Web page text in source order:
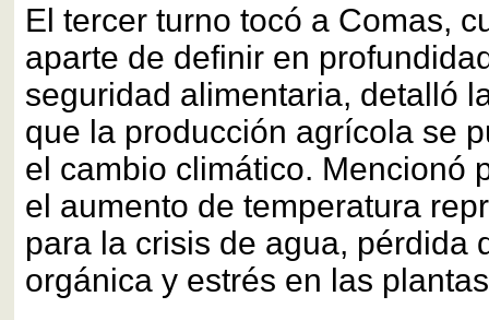
El tercer turno tocó a Comas,
aparte de definir en
seguridad alimentaria, detalló
que la producción agrícola se
el cambio climático. Mencionó
el aumento de temperatura
para la crisis de agua, pérdida
orgánica y estrés en las